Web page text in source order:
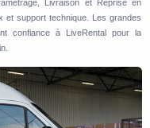
Livraison et Reprise en
et support technique. Les grandes
confiance à LiveRental pour la